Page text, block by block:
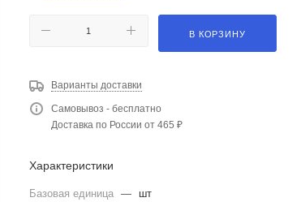
В КОРЗИНУ
Варианты доставки
Самовывоз - бесплатно
Доставка по России от 465 ₽
Характеристики
Базовая единица —
шт